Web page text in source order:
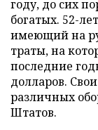
году, до сих
богатых. 52-
имеющий на
траты, на
последние
долларов.
различных
Штатов.